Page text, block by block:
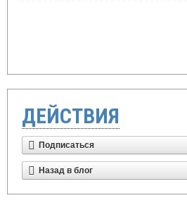
ДЕЙСТВИЯ
Подписаться
Назад в блог